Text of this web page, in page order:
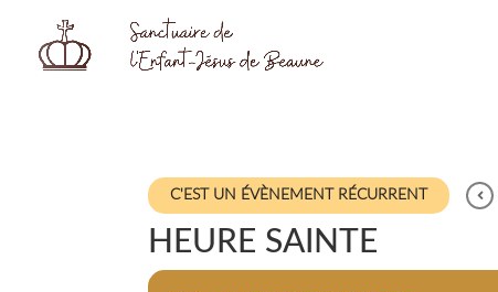
C'EST UN ÉVÈNEMENT RÉCURRENT
HEURE SAINTE